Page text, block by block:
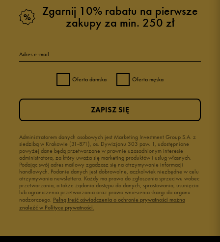
Zgarnij 10% rabatu na pierwsze
zakupy za min. 250 zł
Adres e-mail
Oferta damska Oferta męska
Administratorem danych osobowych jest Marketing Investment Group S.A. z
siedzibą w Krakowie (31-871), os. Dywizjonu 303 paw. 1, udostępnione
powyżej dane będą przetwarzane w prawnie uzasadnionym interesie
administratora, za który uważa się marketing produktów i usług własnych.
Podając swój adres mailowy zgadzasz się na otrzymywanie informacji
handlowych. Podanie danych jest dobrowolne, aczkolwiek niezbędne w celu
otrzymywania newslettera. Każdy ma prawo do zgłoszenia sprzeciwu wobec
przetwarzania, a także żądania dostępu do danych, sprostowania, usunięcia
lub ograniczenia przetwarzania oraz prawo wniesienia skargi do organu
nadzorczego. Pełną treść oświadczenia o ochronie prywatności można
znaleźć w Polityce prywatności.
ZAPISZ SIĘ